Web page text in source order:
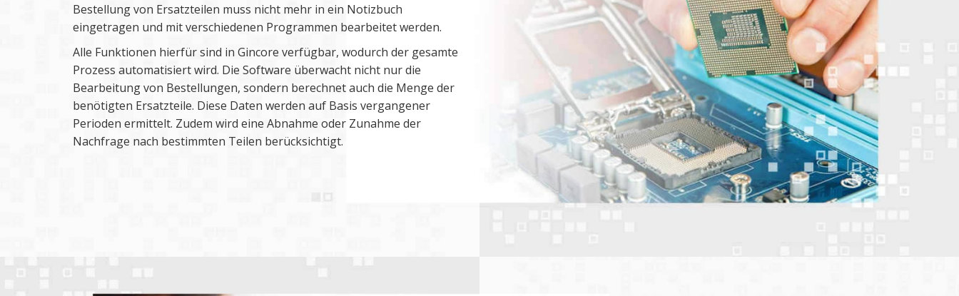
Bestellung von Ersatzteilen muss nicht mehr in ein Notizbuch
eingetragen und mit verschiedenen Programmen bearbeitet werden.
Alle Funktionen hierfür sind in Gincore verfügbar, wodurch der gesamte
Prozess automatisiert wird. Die Software überwacht nicht nur die
Bearbeitung von Bestellungen, sondern berechnet auch die Menge der
benötigten Ersatzteile. Diese Daten werden auf Basis vergangener
Perioden ermittelt. Zudem wird eine Abnahme oder Zunahme der
Nachfrage nach bestimmten Teilen berücksichtigt.